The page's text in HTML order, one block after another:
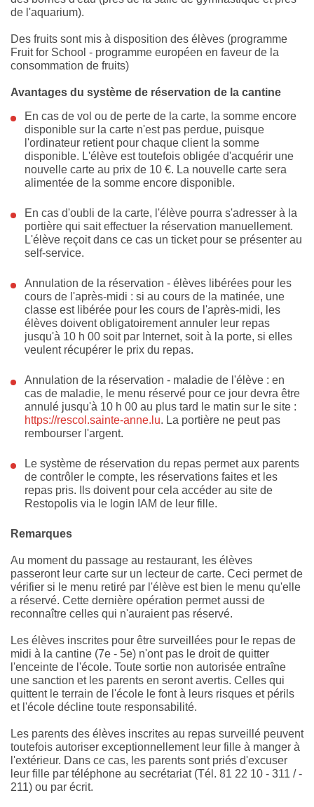
de l'aquarium).
Des fruits sont mis à disposition des élèves (programme
Fruit for School - programme européen en faveur de la
consommation de fruits)
Avantages du système de réservation de la cantine
En cas de vol ou de perte de la carte, la somme encore
disponible sur la carte n'est pas perdue, puisque
l'ordinateur retient pour chaque client la somme
disponible. L'élève est toutefois obligée d'acquérir une
nouvelle carte au prix de 10 €. La nouvelle carte sera
alimentée de la somme encore disponible.
En cas d'oubli de la carte, l'élève pourra s'adresser à la
portière qui sait effectuer la réservation manuellement.
L'élève reçoit dans ce cas un ticket pour se présenter au
self-service.
Annulation de la réservation - élèves libérées pour les
cours de l'après-midi : si au cours de la matinée, une
classe est libérée pour les cours de l'après-midi, les
élèves doivent obligatoirement annuler leur repas
jusqu'à 10 h 00 soit par Internet, soit à la porte, si elles
veulent récupérer le prix du repas.
Annulation de la réservation - maladie de l'élève : en
cas de maladie, le menu réservé pour ce jour devra être
annulé jusqu'à 10 h 00 au plus tard le matin sur le site :
https://rescol.sainte-anne.lu. La portière ne peut pas
rembourser l'argent.
Le système de réservation du repas permet aux parents
de contrôler le compte, les réservations faites et les
repas pris. Ils doivent pour cela accéder au site de
Restopolis via le login IAM de leur fille.
Remarques
Au moment du passage au restaurant, les élèves
passeront leur carte sur un lecteur de carte. Ceci permet de
vérifier si le menu retiré par l'élève est bien le menu qu'elle
a réservé. Cette dernière opération permet aussi de
reconnaître celles qui n'auraient pas réservé.
Les élèves inscrites pour être surveillées pour le repas de
midi à la cantine (7e - 5e) n'ont pas le droit de quitter
l'enceinte de l'école. Toute sortie non autorisée entraîne
une sanction et les parents en seront avertis. Celles qui
quittent le terrain de l'école le font à leurs risques et périls
et l'école décline toute responsabilité.
Les parents des élèves inscrites au repas surveillé peuvent
toutefois autoriser exceptionnellement leur fille à manger à
l'extérieur. Dans ce cas, les parents sont priés d'excuser
leur fille par téléphone au secrétariat (Tél. 81 22 10 - 311 / -
211) ou par écrit.